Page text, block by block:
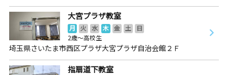
大宮プラザ教室
月 火 水 木 金 土
日
2歳～高校生
埼玉県さいたま市西区プラザ大宮プラザ自治会館２Ｆ
指扇道下教室